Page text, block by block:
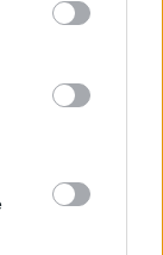
sitio web o